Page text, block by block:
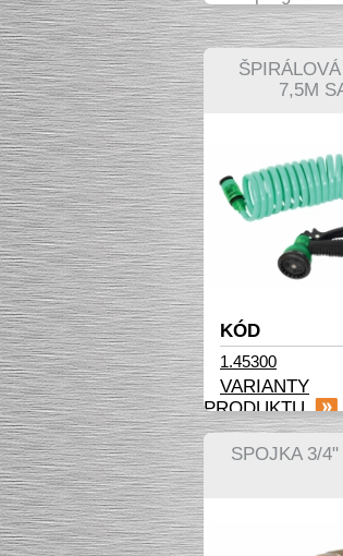
7,5M
KÓD
1.45300
VARIANTY
PRODUKTU
SPOJKA 3/